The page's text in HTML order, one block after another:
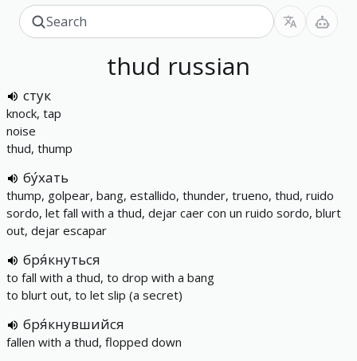
thud russian
стук
knock, tap
noise
thud, thump
бу́хать
thump, golpear, bang, estallido, thunder, trueno, thud, ruido
sordo, let fall with a thud, dejar caer con un ruido sordo, blurt
out, dejar escapar
бря́кнуться
to fall with a thud, to drop with a bang
to blurt out, to let slip (a secret)
бря́кнувшийся
fallen with a thud, flopped down